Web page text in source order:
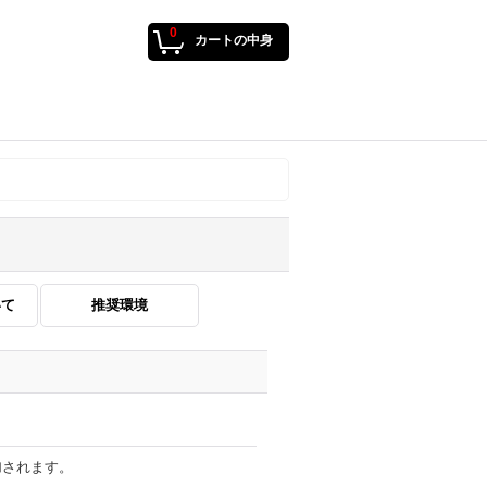
0 カートの中身
推奨環境
れます。